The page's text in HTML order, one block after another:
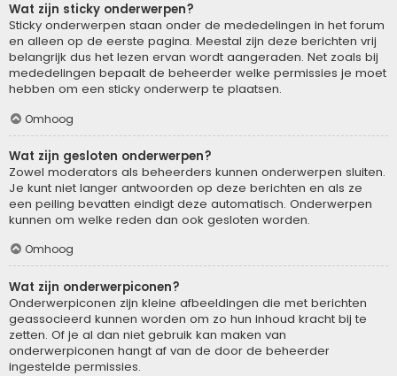
Wat zijn sticky onderwerpen?
Sticky onderwerpen staan onder de mededelingen in het forum
en alleen op de eerste pagina. Meestal zijn deze berichten vrij
belangrijk dus het lezen ervan wordt aangeraden. Net zoals bij
mededelingen bepaalt de beheerder welke permissies je moet
hebben om een sticky onderwerp te plaatsen.
Omhoog
Wat zijn gesloten onderwerpen?
Zowel moderators als beheerders kunnen onderwerpen sluiten.
Je kunt niet langer antwoorden op deze berichten en als ze
een peiling bevatten eindigt deze automatisch. Onderwerpen
kunnen om welke reden dan ook gesloten worden.
Omhoog
Wat zijn onderwerpiconen?
Onderwerpiconen zijn kleine afbeeldingen die met berichten
geassocieerd kunnen worden om zo hun inhoud kracht bij te
zetten. Of je al dan niet gebruik kan maken van
onderwerpiconen hangt af van de door de beheerder
ingestelde permissies.